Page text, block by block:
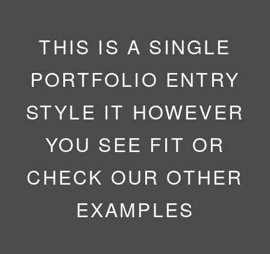
THIS IS A SINGLE
PORTFOLIO ENTRY
STYLE IT HOWEVER
YOU SEE FIT OR
CHECK OUR OTHER
EXAMPLES